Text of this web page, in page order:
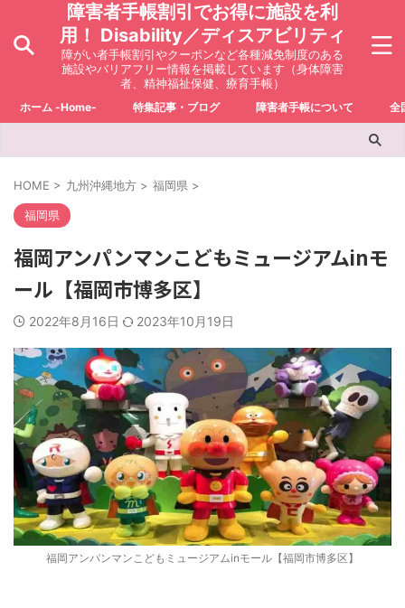
障害者手帳割引でお得に施設を利
用！ Disability／ディスアビリティ
障がい者手帳割引やクーポンなど各種減免制度のある
施設やバリアフリー情報を掲載しています（身体障害
者、精神福祉保健、療育手帳）
ホーム -Home- 特集記事・ブログ 障害者手帳について 全
HOME > 九州沖縄地方 > 福岡県 >
福岡県
福岡アンパンマンこどもミュージアムinモ
ール【福岡市博多区】
2022年8月16日 2023年10月19日
福岡アンパンマンこどもミュージアムinモール【福岡市博多区】